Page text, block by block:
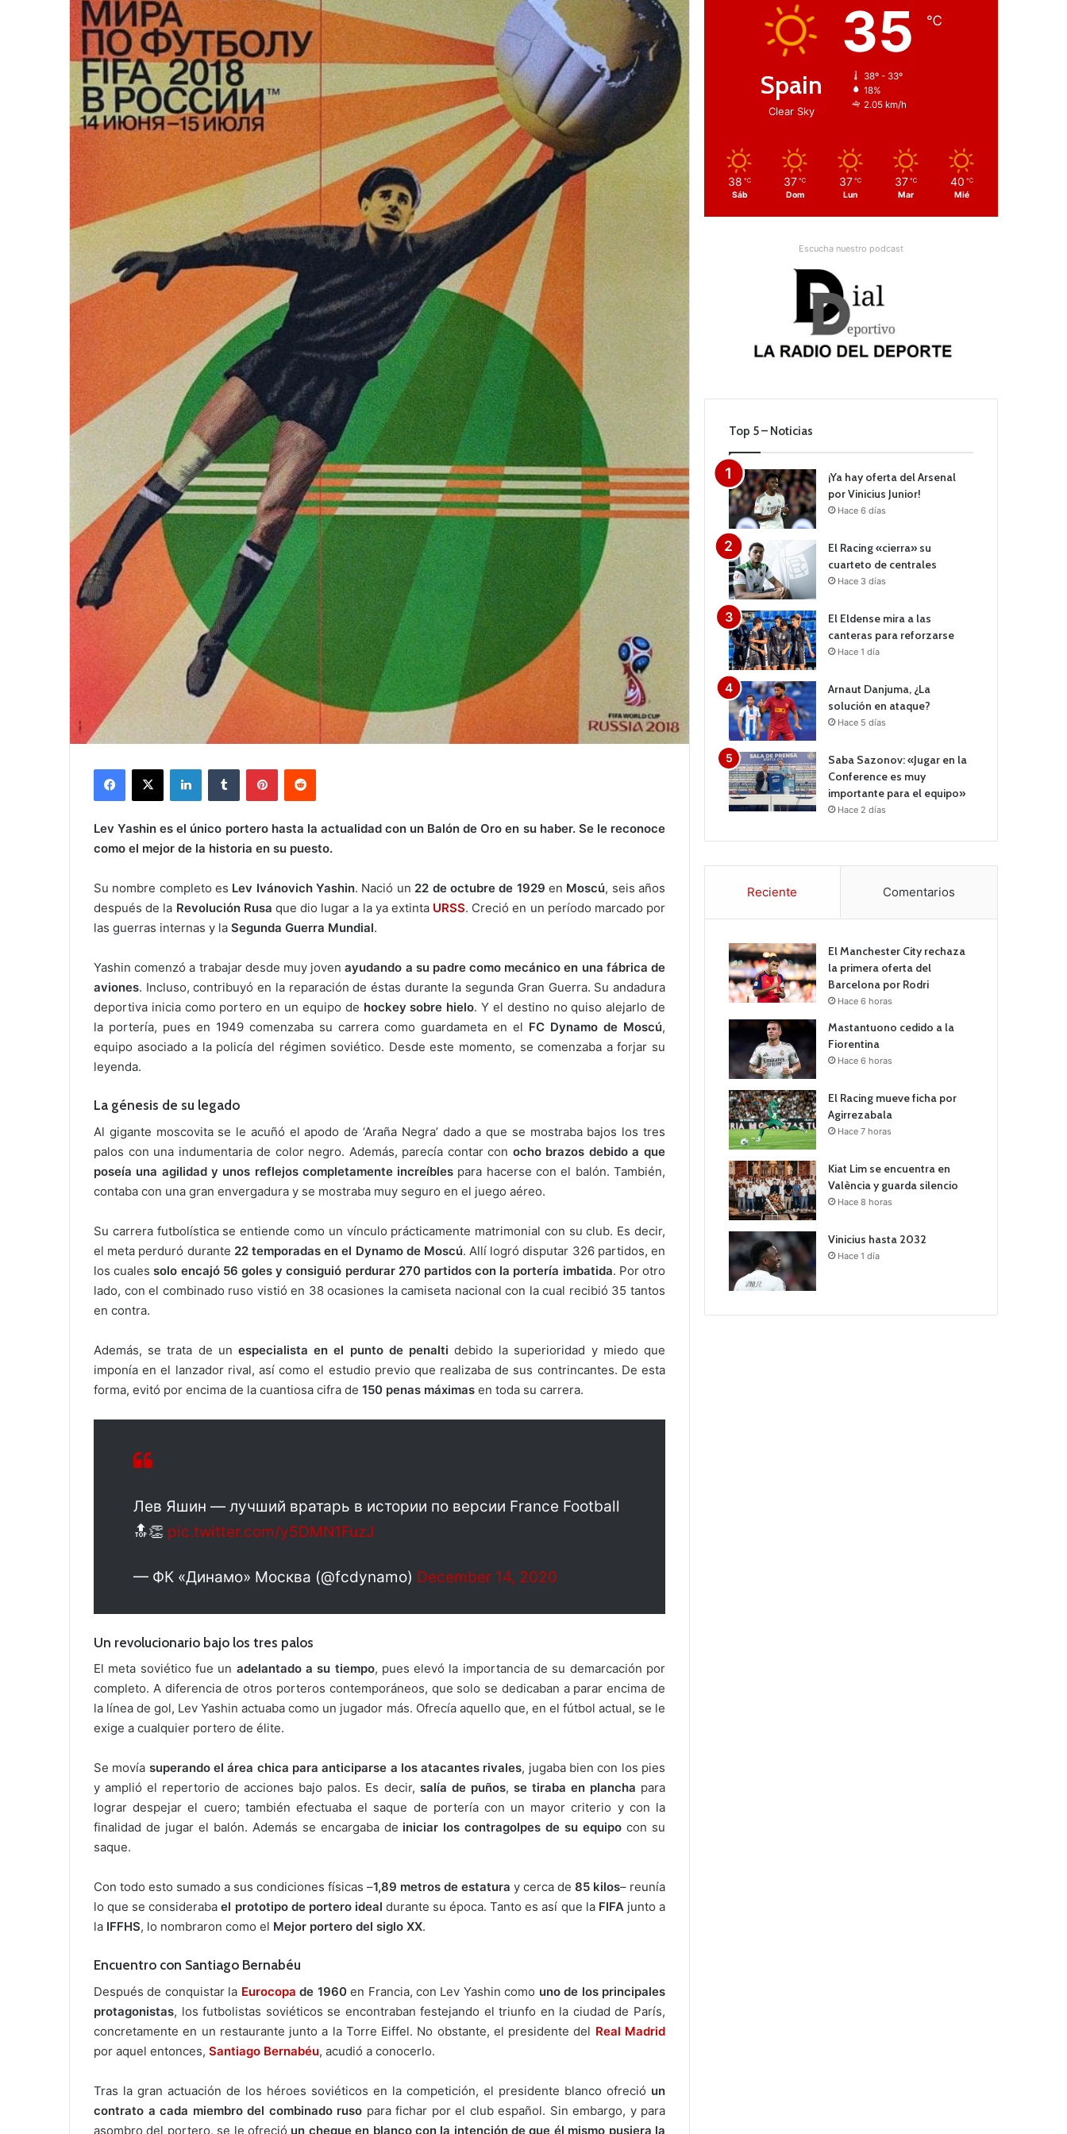
Lev Yashin es el único portero hasta la actualidad con un Balón de Oro en su haber. Se le reconoce
como el mejor de la historia en su puesto.
Su nombre completo es Lev Ivánovich Yashin. Nació un 22 de octubre de 1929 en Moscú, seis años
después de la Revolución Rusa que dio lugar a la ya extinta URSS. Creció en un período marcado por
las guerras internas y la Segunda Guerra Mundial.
Yashin comenzó a trabajar desde muy jovenayudando a su padre como mecánico en una fábrica de
aviones. Incluso, contribuyó en la reparación de éstas durante la segunda Gran Guerra. Su andadura
deportiva inicia como portero en un equipo de hockey sobre hielo. Y el destino no quiso alejarlo de
la portería, pues en 1949 comenzaba su carrera como guardameta en el FC Dynamo de Moscú,
equipo asociado a la policía del régimen soviético. Desde este momento, se comenzaba a forjar su
leyenda.
La génesis de su legado
Al gigante moscovita se le acuñó el apodo de ‘Araña Negra’ dado a que se mostraba bajos los tres
palos con una indumentaria de color negro. Además, parecía contar con ocho brazos debido a que
poseía una agilidad y unos reflejos completamente increíbles para hacerse con el balón. También,
contaba con una gran envergadura y se mostraba muy seguro en el juego aéreo.
Su carrera futbolística se entiende como un vínculo prácticamente matrimonial con su club. Es decir,
el meta perduró durante 22 temporadas en el Dynamo de Moscú. Allí logró disputar 326 partidos, en
los cualessolo encajó 56 goles y consiguió perdurar 270 partidos con la portería imbatida. Por otro
lado, con el combinado ruso vistió en 38 ocasiones la camiseta nacional con la cual recibió 35 tantos
en contra.
Además, se trata de un especialista en el punto de penalti debido la superioridad y miedo que
imponía en el lanzador rival, así como el estudio previo que realizaba de sus contrincantes. De esta
forma, evitó por encima de la cuantiosa cifra de 150 penas máximas en toda su carrera.
Лев Яшин — лучший вратарь в истории по версии France Football
🔝👏 pic.twitter.com/y5DMN1FuzJ
— ФК «Динамо» Москва (@fcdynamo) December 14, 2020
Un revolucionario bajo los tres palos
El meta soviético fue un adelantado a su tiempo, pues elevó la importancia de su demarcación por
completo. A diferencia de otros porteros contemporáneos, que solo se dedicaban a parar encima de
la línea de gol, Lev Yashin actuaba como un jugador más. Ofrecía aquello que, en el fútbol actual, se le
exige a cualquier portero de élite.
Se movía superando el área chica para anticiparse a los atacantes rivales, jugaba bien con los pies
y amplió el repertorio de acciones bajo palos. Es decir, salía de puños, se tiraba en plancha para
lograr despejar el cuero; también efectuaba el saque de portería con un mayor criterio y con la
finalidad de jugar el balón. Además se encargaba de iniciar los contragolpes de su equipo con su
saque.
Con todo esto sumado a sus condiciones físicas –1,89 metros de estatura y cerca de 85 kilos– reunía
lo que se considerabael prototipo de portero ideal durante su época. Tanto es así que la FIFAjunto a
la IFFHS, lo nombraron como el Mejor portero del siglo XX.
Encuentro con Santiago Bernabéu
Después de conquistar la Eurocopa de 1960en Francia, con Lev Yashin como uno de los principales
protagonistas, los futbolistas soviéticos se encontraban festejando el triunfo en la ciudad de París,
concretamente en un restaurante junto a la Torre Eiffel. No obstante, el presidente del Real Madrid
por aquel entonces, Santiago Bernabéu, acudió a conocerlo.
Tras la gran actuación de los héroes soviéticos en la competición, el presidente blanco ofreció un
contrato a cada miembro del combinado ruso para fichar por el club español. Sin embargo, y para
asombro del portero, se le ofreció un cheque en blanco con la intención de que él mismo pusiera la
Spain
Clear Sky
35 ℃
38º - 33º
18%
2.05 km/h
38 ℃
Sáb
37 ℃
Dom
37 ℃
Lun
37 ℃
Mar
40 ℃
Mié
Escucha nuestro podcast
Top 5 – Noticias
¡Ya hay oferta del Arsenal
por Vinicius Junior!
Hace 6 días
El Racing «cierra» su
cuarteto de centrales
Hace 3 días
El Eldense mira a las
canteras para reforzarse
Hace 1 día
Arnaut Danjuma, ¿La
solución en ataque?
Hace 5 días
Saba Sazonov: «Jugar en la
Conference es muy
importante para el equipo»
Hace 2 días
Reciente Comentarios
El Manchester City rechaza
la primera oferta del
Barcelona por Rodri
Hace 6 horas
Mastantuono cedido a la
Fiorentina
Hace 6 horas
El Racing mueve ficha por
Agirrezabala
Hace 7 horas
Kiat Lim se encuentra en
València y guarda silencio
Hace 8 horas
Vinicius hasta 2032
Hace 1 día